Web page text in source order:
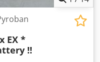
EX *
!!